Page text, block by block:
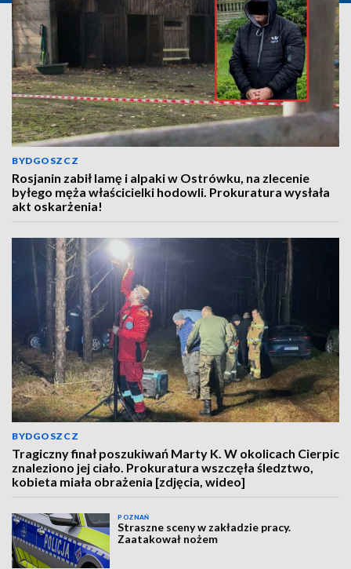
BYDGOSZCZ
Rosjanin zabił lamę i alpaki w Ostrówku, na zlecenie
byłego męża właścicielki hodowli. Prokuratura wysłała
akt oskarżenia!
BYDGOSZCZ
Tragiczny finał poszukiwań Marty K. W okolicach Cierpic
znaleziono jej ciało. Prokuratura wszczęła śledztwo,
kobieta miała obrażenia [zdjęcia, wideo]
POZNAŃ
Straszne sceny w zakładzie pracy.
Zaatakował nożem